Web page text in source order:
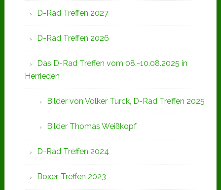
D-Rad Treffen 2027
D-Rad Treffen 2026
Das D-Rad Treffen vom 08.-10.08.2025 in
Herrieden
Bilder von Volker Turck, D-Rad Treffen 2025
Bilder Thomas Weißkopf
D-Rad Treffen 2024
Boxer-Treffen 2023